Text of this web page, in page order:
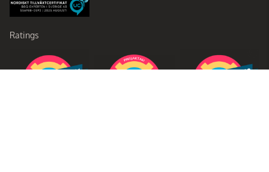
Ratings